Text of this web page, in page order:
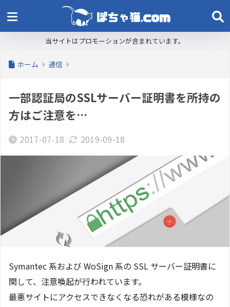
当サイトはプロモーションが含まれています。
ホーム 通信
一部認証局のSSLサーバー証明書を所持の
方はご注意を…
2017-07-18 2019-09-18
Symantec 系および WoSign 系の SSL サーバー証明書に
関して、注意喚起が行われています。
最悪サイトにアクセスできなくなる恐れがある模様なの